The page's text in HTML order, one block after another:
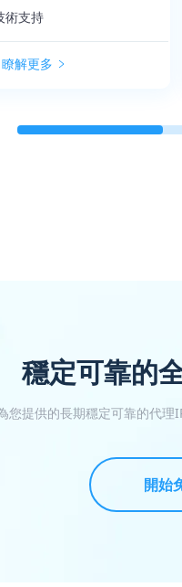
術支持
瞭解更多
穩定可靠的
您提供的長期穩定可靠的代理
開始